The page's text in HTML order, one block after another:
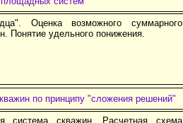
Оценка возможного суммарного
Понятие удельного понижения.
по принципу "сложения решений"
система скважин. Расчетная схема